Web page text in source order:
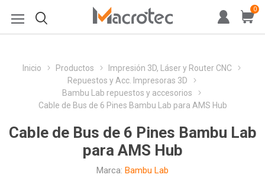
0
Inicio Productos
Impresión 3D, Láser y Router CNC
Repuestos y Acc. Impresoras 3D
Bambu Lab repuestos y accesorios
Cable de Bus de 6 Pines Bambu Lab para AMS Hub
Cable de Bus de 6 Pines Bambu Lab
para AMS Hub
Marca: Bambu Lab